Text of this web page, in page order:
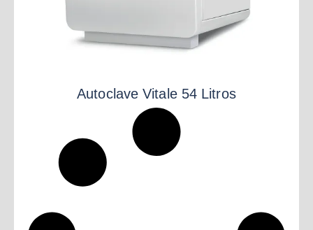
Autoclave Vitale 54 Litros